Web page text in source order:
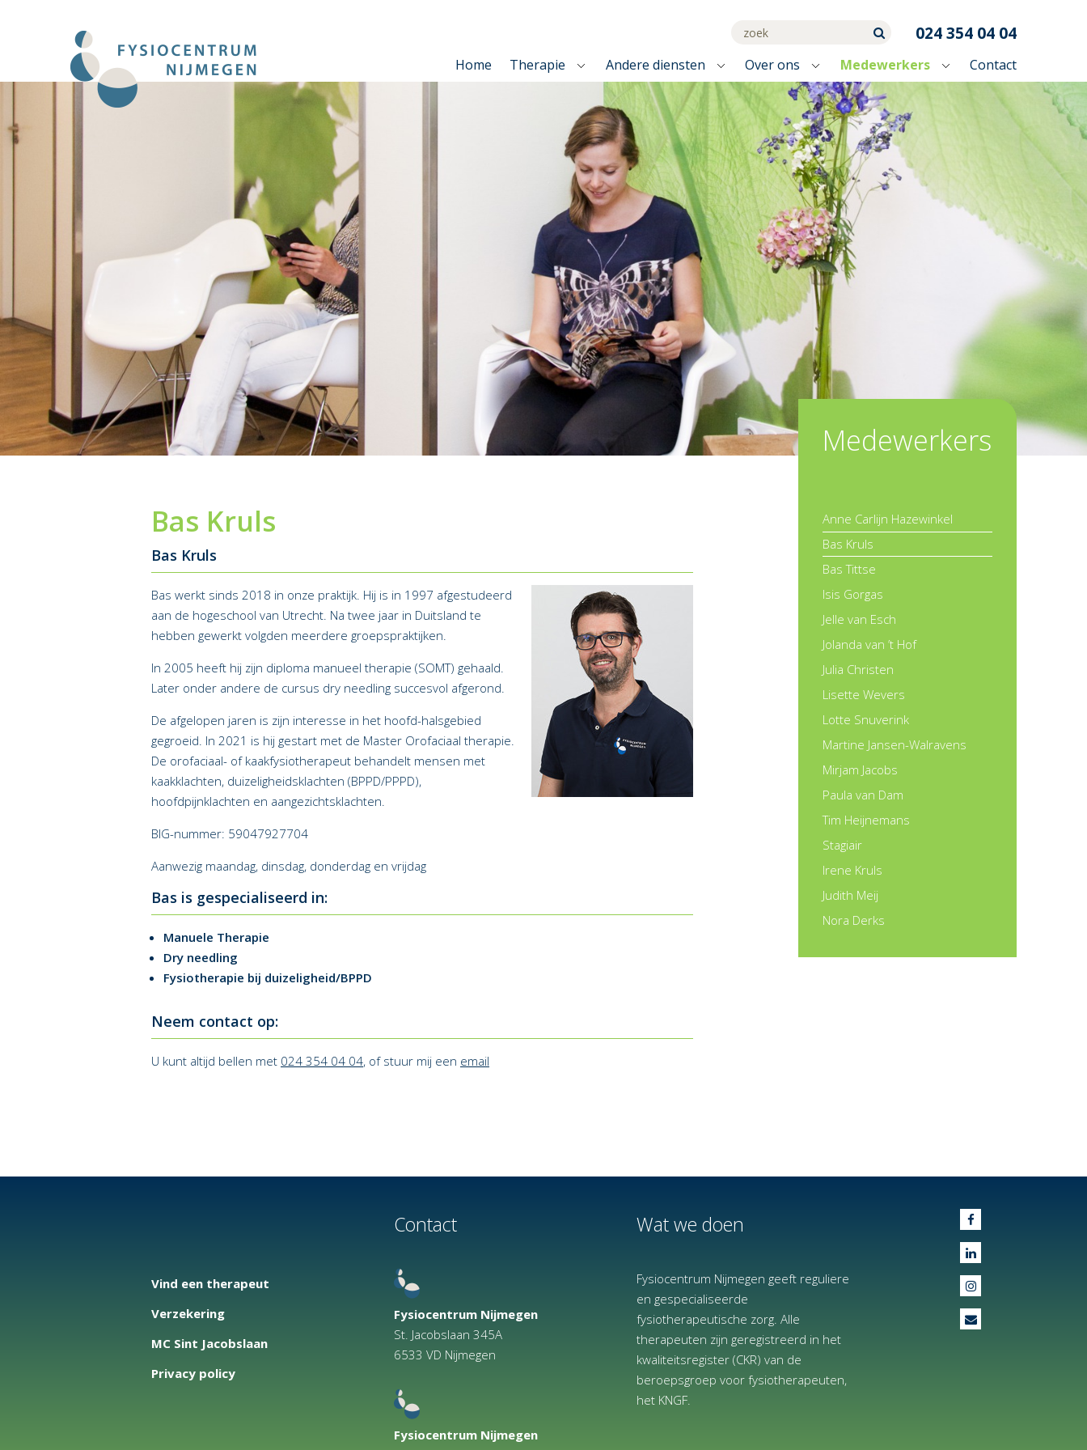
Zoeken
024 354 04 04
Home Therapie Andere diensten Over ons Medewerkers Contact
Medewerkers
Anne Carlijn Hazewinkel
Bas Kruls
Bas Tittse
Isis Gorgas
Jelle van Esch
Jolanda van ’t Hof
Julia Christen
Lisette Wevers
Lotte Snuverink
Martine Jansen-Walravens
Mirjam Jacobs
Paula van Dam
Tim Heijnemans
Stagiair
Irene Kruls
Judith Meij
Nora Derks
Bas Kruls
Bas Kruls
Bas werkt sinds 2018 in onze praktijk. Hij is in 1997 afgestudeerd
aan de hogeschool van Utrecht. Na twee jaar in Duitsland te
hebben gewerkt volgden meerdere groepspraktijken.
In 2005 heeft hij zijn diploma manueel therapie (SOMT) gehaald.
Later onder andere de cursus dry needling succesvol afgerond.
De afgelopen jaren is zijn interesse in het hoofd-halsgebied
gegroeid. In 2021 is hij gestart met de Master Orofaciaal therapie.
De orofaciaal- of kaakfysiotherapeut behandelt mensen met
kaakklachten, duizeligheidsklachten (BPPD/PPPD),
hoofdpijnklachten en aangezichtsklachten.
BIG-nummer: 59047927704
Aanwezig maandag, dinsdag, donderdag en vrijdag
Bas is gespecialiseerd in:
Manuele Therapie
Dry needling
Fysiotherapie bij duizeligheid/BPPD
Neem contact op:
U kunt altijd bellen met 024 354 04 04, of stuur mij een email
Vind een therapeut
Verzekering
MC Sint Jacobslaan
Privacy policy
Contact
Fysiocentrum Nijmegen
St. Jacobslaan 345A
6533 VD Nijmegen
Fysiocentrum Nijmegen
Wat we doen
Fysiocentrum Nijmegen geeft reguliere
en gespecialiseerde
fysiotherapeutische zorg. Alle
therapeuten zijn geregistreerd in het
kwaliteitsregister (CKR) van de
beroepsgroep voor fysiotherapeuten,
het KNGF.